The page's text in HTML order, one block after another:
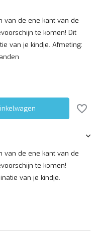
van de ene kant van de
te komen! Dit
van je kindje. Afmeting:
van de ene kant van de
te komen!
van je kindje.